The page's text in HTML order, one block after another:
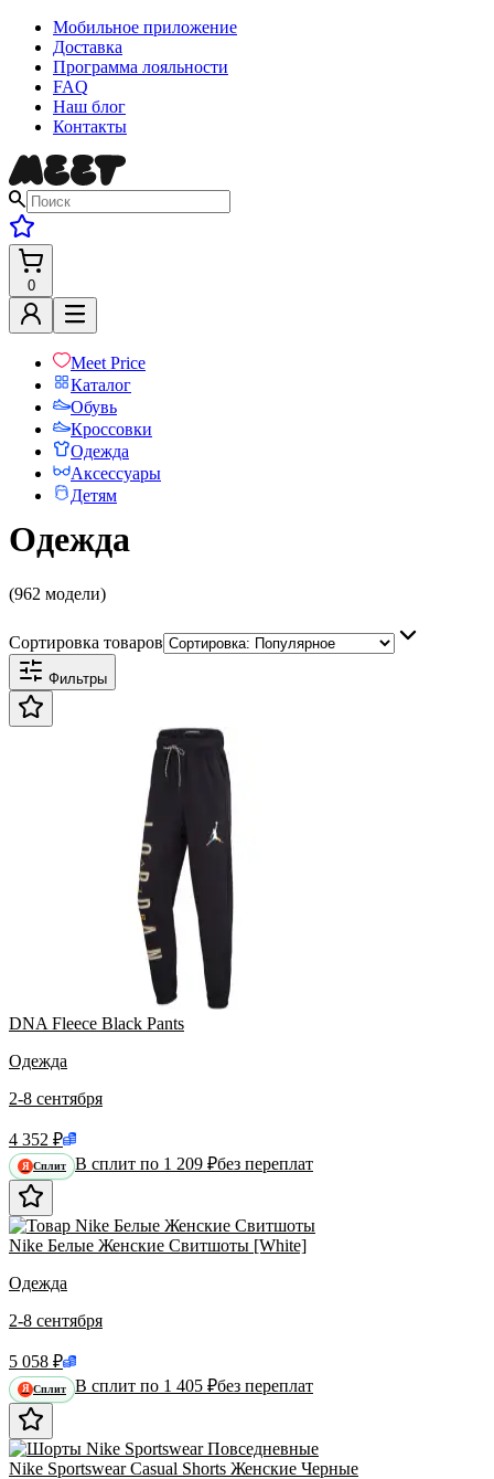
Мобильное приложение
Доставка
Программа лояльности
FAQ
Наш блог
Контакты
0
Meet Price
Каталог
Обувь
Кроссовки
Одежда
Аксессуары
Детям
Одежда
(962 модели)
Сортировка товаров
Фильтры
DNA Fleece Black Pants
Одежда
2-8 сентября
4 352 ₽
Я Сплит В сплит по 1 209 ₽без переплат
Nike Белые Женские Свитшоты [White]
Одежда
2-8 сентября
5 058 ₽
Я Сплит В сплит по 1 405 ₽без переплат
Nike Sportswear Casual Shorts Женские Черные